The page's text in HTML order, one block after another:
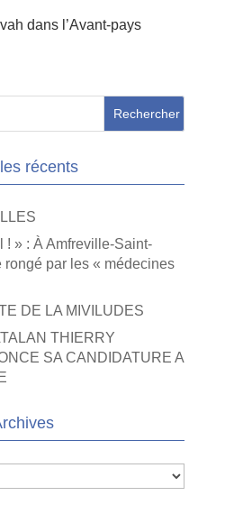
dans l’Avant-pays
récents
! » : À Amfreville-Saint-
par les « médecines
DE LA MIVILUDES
THIERRY
SA CANDIDATURE A